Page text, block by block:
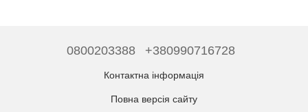
0800203388 +380990716728
Контактна інформація
Повна версія сайту